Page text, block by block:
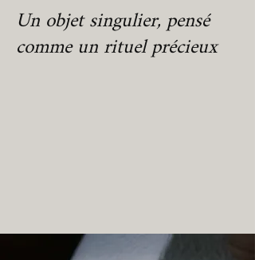
Un objet singulier, pensé
comme un rituel précieux